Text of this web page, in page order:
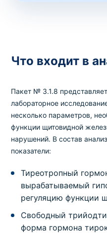
Что входит в
Пакет № 3.1.8
лабораторное
несколько параметров,
функции щитовидной
нарушений. В состав
показатели:
Тиреотропный
вырабатываемый
регуляцию функции
Свободный
форма гормона